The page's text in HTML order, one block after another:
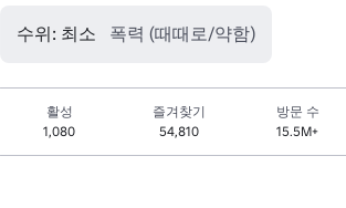
수위: 최소 폭력 (때때로/약함)
활성
1,080
즐겨찾기
54,810
방문 수
15.5M+